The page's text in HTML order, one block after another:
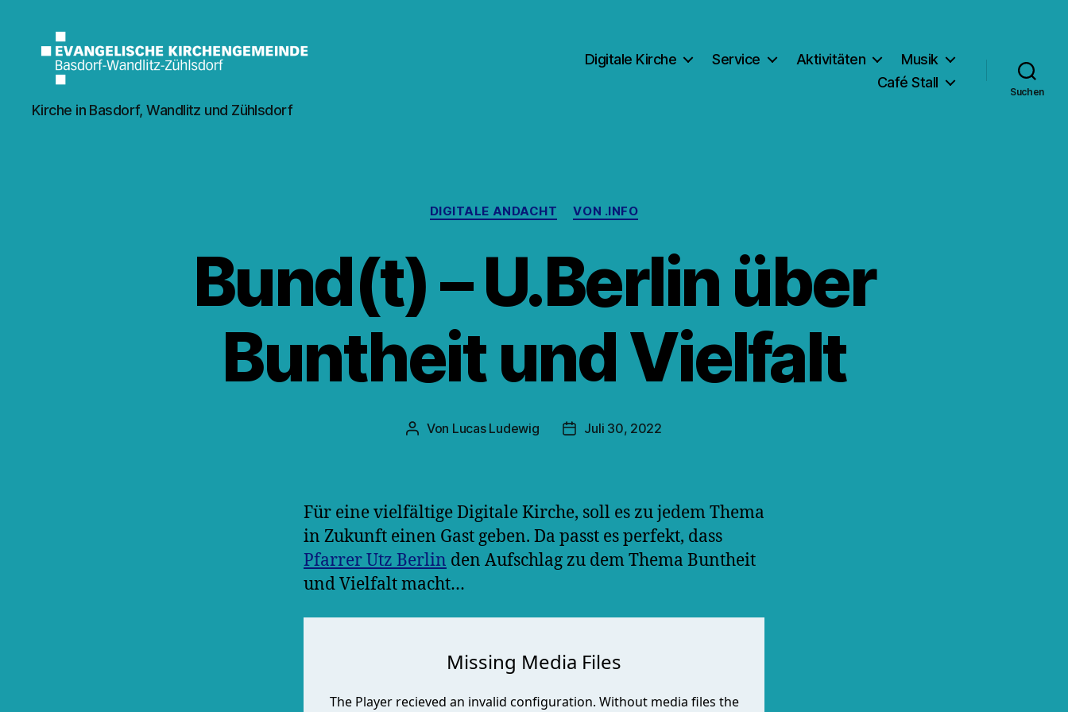
Kirche
Wandlitz
Kirche in Basdorf, Wandlitz und Zühlsdorf
Digitale Kirche Service Aktivitäten
Musik
Café Stall
Suchen
Kategorien
DIGITALE ANDACHT VON .INFO
Bund(t) – U.Berlin über
Buntheit und Vielfalt
Beitragsautor
Von Lucas Ludewig Veröffentlichungsdatum
Juli 30, 2022
Für eine vielfältige Digitale Kirche, soll es zu jedem Thema
in Zukunft einen Gast geben. Da passt es perfekt, dass
Pfarrer Utz Berlin den Aufschlag zu dem Thema Buntheit
und Vielfalt macht…